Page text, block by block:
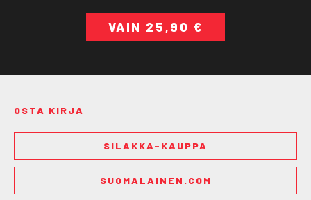
VAIN 25,90 €
OSTA KIRJA
SILAKKA-KAUPPA
SUOMALAINEN.COM